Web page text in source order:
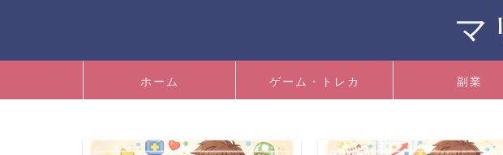
マ
ホーム ゲーム・トレカ 副業